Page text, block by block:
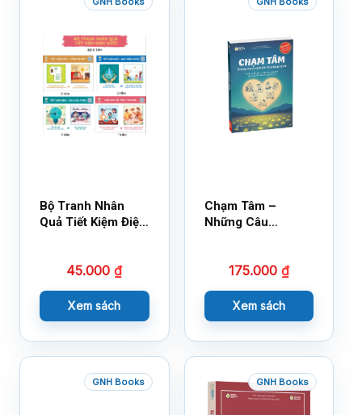
Bộ Tranh Nhân
Quả Tiết Kiệm Điện
45.000₫
Xem sách
Chạm Tâm –
Những Câu
175.000 ₫
Xem sách
GNH Books GNH Books